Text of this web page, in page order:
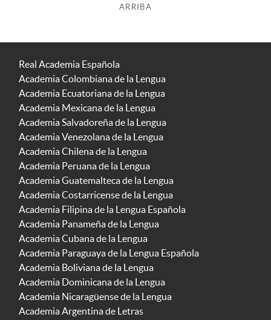
ARRIBA
Real Academia Española
Academia Colombiana de la Lengua
Academia Ecuatoriana de la Lengua
Academia Mexicana de la Lengua
Academia Salvadoreña de la Lengua
Academia Venezolana de la Lengua
Academia Chilena de la Lengua
Academia Peruana de la Lengua
Academia Guatemalteca de la Lengua
Academia Costarricense de la Lengua
Academia Filipina de la Lengua Española
Academia Panameña de la Lengua
Academia Cubana de la Lengua
Academia Paraguaya de la Lengua Española
Academia Boliviana de la Lengua
Academia Dominicana de la Lengua
Academia Nicaragüense de la Lengua
Academia Argentina de Letras